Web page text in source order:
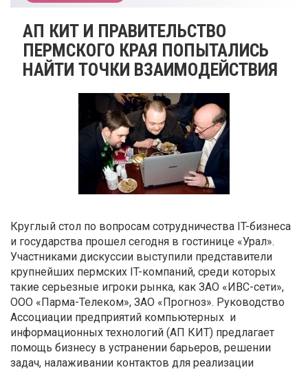
АП КИТ И ПРАВИТЕЛЬСТВО
ПЕРМСКОГО КРАЯ ПОПЫТАЛИСЬ
НАЙТИ ТОЧКИ ВЗАИМОДЕЙСТВИЯ
Круглый стол по вопросам сотрудничества IT-бизнеса
и государства прошел сегодня в гостинице «Урал».
Участниками дискуссии выступили представители
крупнейших пермских IT-компаний, среди которых
такие серьезные игроки рынка, как ЗАО «ИВС-сети»,
ООО «Парма-Телеком», ЗАО «Прогноз». Руководство
Ассоциации предприятий компьютерных и
информационных технологий (АП КИТ) предлагает
помощь бизнесу в устранении барьеров, решении
задач, налаживании контактов для реализации